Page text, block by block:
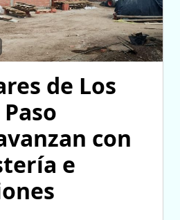
de Los
con
e